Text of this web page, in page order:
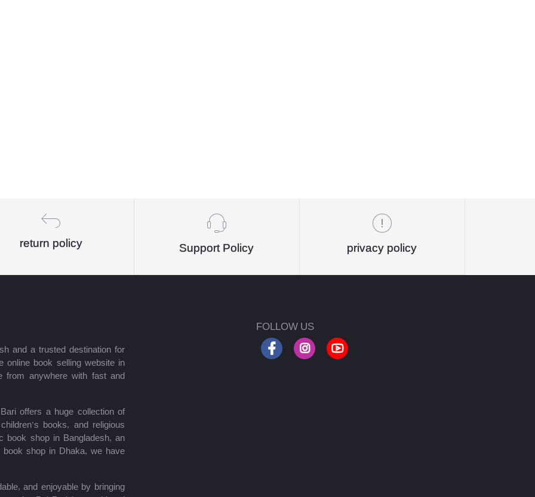
return policy Support Policy privacy policy
and a trusted destination for
online book selling website in
from anywhere with fast and
offers a huge collection of
books, and religious
book shop in Bangladesh, an
shop in Dhaka, we have
and enjoyable by bringing
FOLLOW US